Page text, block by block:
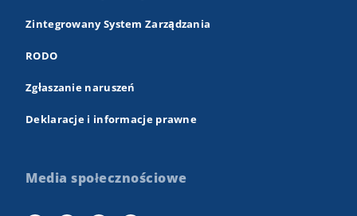
Zintegrowany System Zarządzania
RODO
Zgłaszanie naruszeń
Deklaracje i informacje prawne
Media społecznościowe